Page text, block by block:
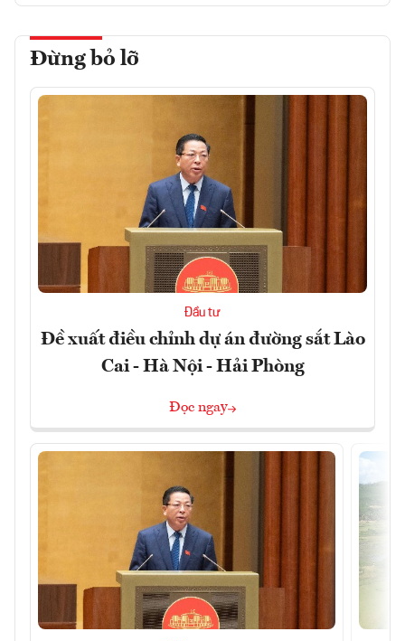
Đừng bỏ lỡ
Đầu tư
Đề xuất điều chỉnh dự án đường sắt Lào
Cai - Hà Nội - Hải Phòng
Đọc ngay